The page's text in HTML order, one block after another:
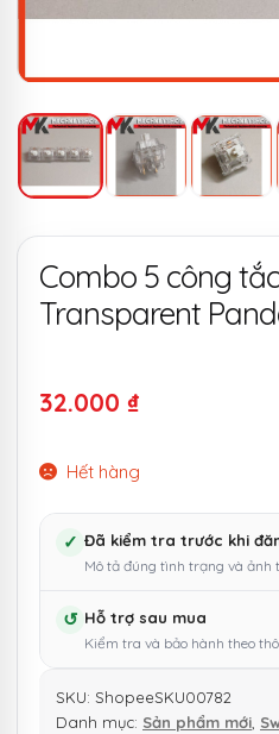
Combo 5 công
Transparent
32.000 ₫
Hết hàng
✓ Đã kiểm tra trước khi
Mô tả đúng tình trạng và ảnh
↺ Hỗ trợ sau mua
Kiểm tra và bảo hành theo
SKU: ShopeeSKU00782
Danh mục: Sản phẩm mới